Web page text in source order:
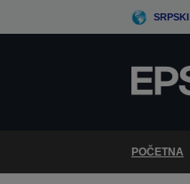
to
SRPSKI
POČETNA